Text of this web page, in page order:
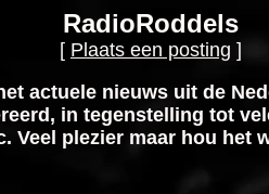
RadioRoddels
[ Plaats een posting ]
actuele nieuws uit de
in tegenstelling tot
plezier maar hou het